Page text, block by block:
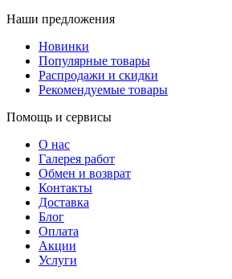
Наши предложения
Новинки
Популярные товары
Распродажи и скидки
Рекомендуемые товары
Помощь и сервисы
О нас
Галерея работ
Обмен и возврат
Контакты
Доставка
Блог
Оплата
Акции
Услуги